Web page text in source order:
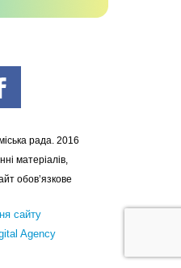
рада. 2016
матеріалів,
обов’язкове
сайту
Agency